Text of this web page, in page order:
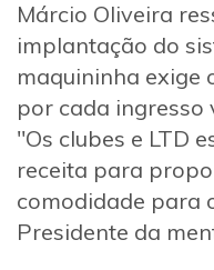
Márcio Oliveira
implantação do
maquininha exige
por cada
"Os clubes e LTD
receita para
comodidade para
Presidente da